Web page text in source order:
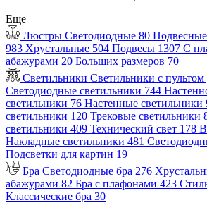
Еще
Люстры Светодиодные 80 Подвесные
983 Хрустальные 504 Подвесы 1307 С
абажурами 20 Больших размеров 70
Светильники Светильники с пультом
Светодиодные светильники 744
светильники 76 Настенные светильники
светильники 120 Трековые светильники
светильники 409 Технический свет 178
Накладные светильники 481
Подсветки для картин 19
Бра Светодиодные бра 276
абажурами 82 Бра с плафонами 423
Классические бра 30